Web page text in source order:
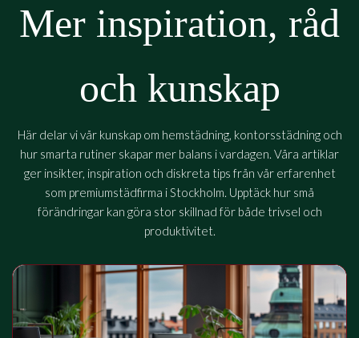
Mer inspiration, råd
och kunskap
Här delar vi vår kunskap om hemstädning, kontorsstädning och
hur smarta rutiner skapar mer balans i vardagen. Våra artiklar
ger insikter, inspiration och diskreta tips från vår erfarenhet
som premiumstädfirma i Stockholm. Upptäck hur små
förändringar kan göra stor skillnad för både trivsel och
produktivitet.